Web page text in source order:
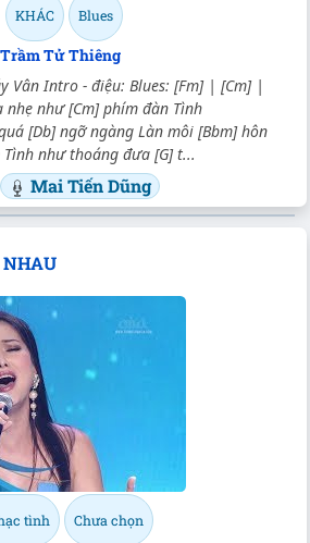
KHÁC Blues
Trầm Tử Thiêng
Vân Intro - điệu: Blues: [Fm] | [Cm] |
nhẹ như [Cm] phím đàn Tình
[Db] ngỡ ngàng Làn môi [Bbm] hôn
như thoáng đưa [G] t...
Mai Tiến Dũng
NHAU
tình Chưa chọn